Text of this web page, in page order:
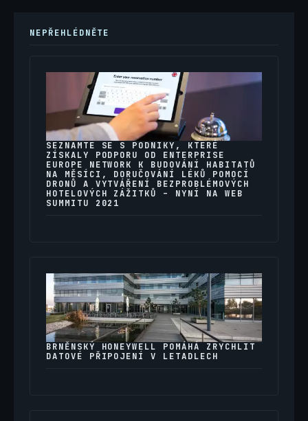
NEPŘEHLÉDNĚTE
SEZNAMTE SE S PODNIKY, KTERÉ
ZÍSKALY PODPORU OD ENTERPRISE
EUROPE NETWORK K BUDOVÁNÍ HABITATŮ
NA MĚSÍCI, DORUČOVÁNÍ LÉKŮ POMOCÍ
DRONŮ A VYTVÁŘENÍ BEZPROBLÉMOVÝCH
HOTELOVÝCH ZÁŽITKŮ – NYNÍ NA WEB
SUMMITU 2021
BRNĚNSKÝ HONEYWELL POMÁHÁ ZRYCHLIT
DATOVÉ PŘIPOJENÍ V LETADLECH